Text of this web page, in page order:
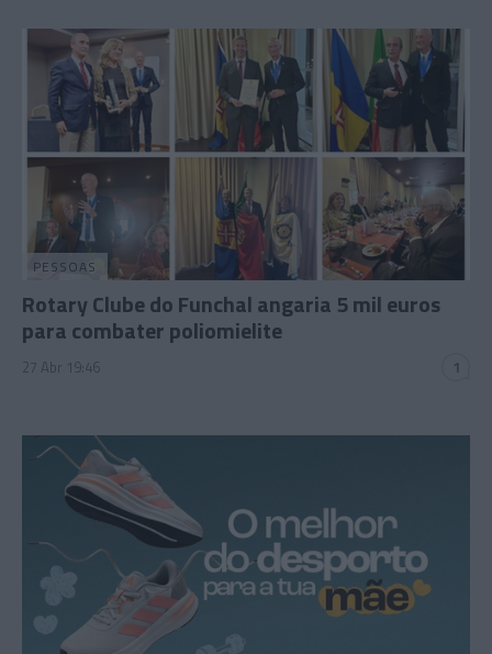
PESSOAS
Rotary Clube do Funchal angaria 5 mil euros
para combater poliomielite
27 Abr 19:46 1